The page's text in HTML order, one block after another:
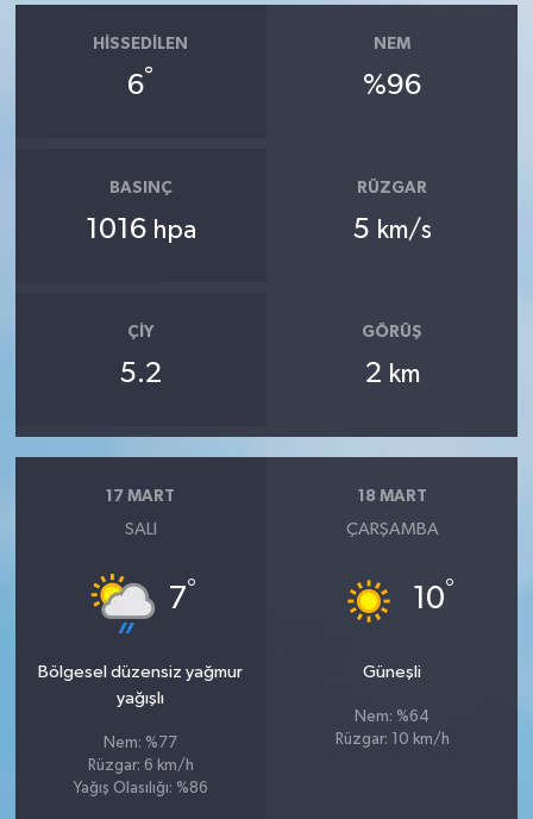
HISSEDILEN
6°
NEM
%96
BASINÇ
1016 hpa
RÜZGAR
5 km/s
ÇIY
5.2
GÖRÜŞ
2 km
17 MART
SALI
7°
Bölgesel düzensiz yağmur
yağışlı
Nem: %77
Rüzgar: 6 km/h
Yağış Olasılığı: %86
18 MART
ÇARŞAMBA
10°
Güneşli
Nem: %64
Rüzgar: 10 km/h